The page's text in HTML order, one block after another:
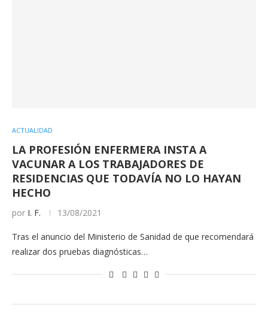
ACTUALIDAD
LA PROFESIÓN ENFERMERA INSTA A
VACUNAR A LOS TRABAJADORES DE
RESIDENCIAS QUE TODAVÍA NO LO HAYAN
HECHO
por I. F. 13/08/2021
Tras el anuncio del Ministerio de Sanidad de que recomendará
realizar dos pruebas diagnósticas…